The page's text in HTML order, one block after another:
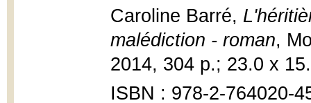
Caroline Barré,
malédiction - roman,
2014, 304 p.; 23.0 x
ISBN : 978-2-764020-